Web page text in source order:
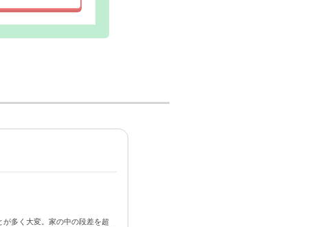
多く大変。家の中の段差を超